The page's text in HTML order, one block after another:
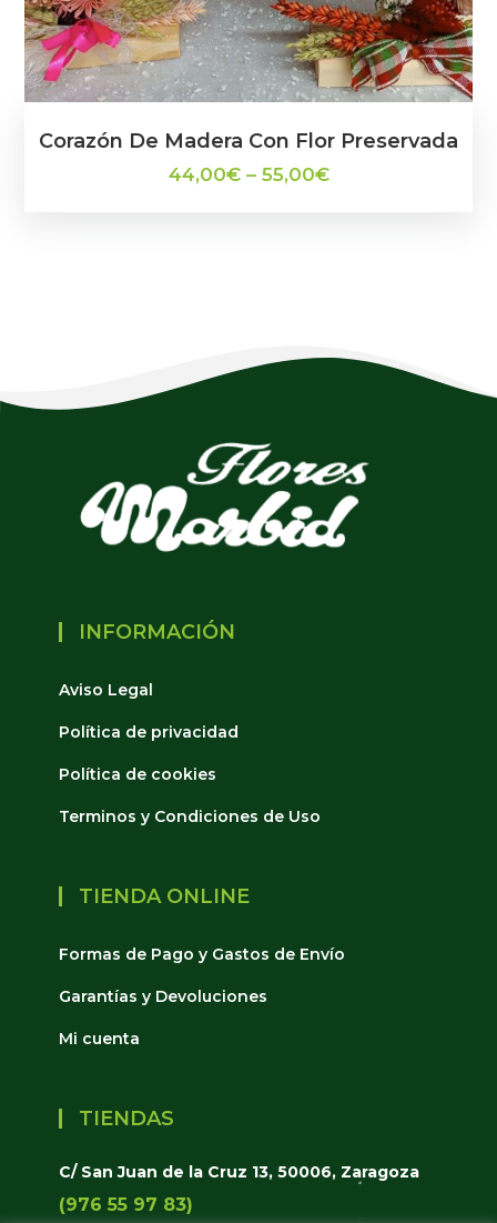
Corazón De Madera Con Flor Preservada
44,00€– 55,00€
INFORMACIÓN
Aviso Legal
Política de privacidad
Política de cookies
Terminos y Condiciones de Uso
TIENDA ONLINE
Formas de Pago y Gastos de Envío
Garantías y Devoluciones
Mi cuenta
TIENDAS
C/ San Juan de la Cruz 13, 50006, Zaragoza
(976 55 97 83)